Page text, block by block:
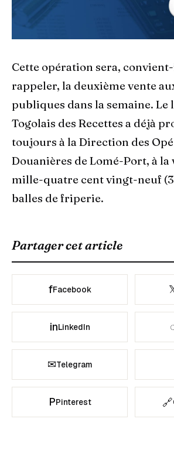
Cette opération sera,
rappeler, la deuxième vente
publiques dans la semaine. Le
Togolais des Recettes a déjà
toujours à la Direction des
Douanières de Lomé-Port, à la
mille-quatre cent vingt-neuf
balles de friperie.
Partager cet article
fFacebook
inLinkedIn
✉Telegram
PPinterest 🔗